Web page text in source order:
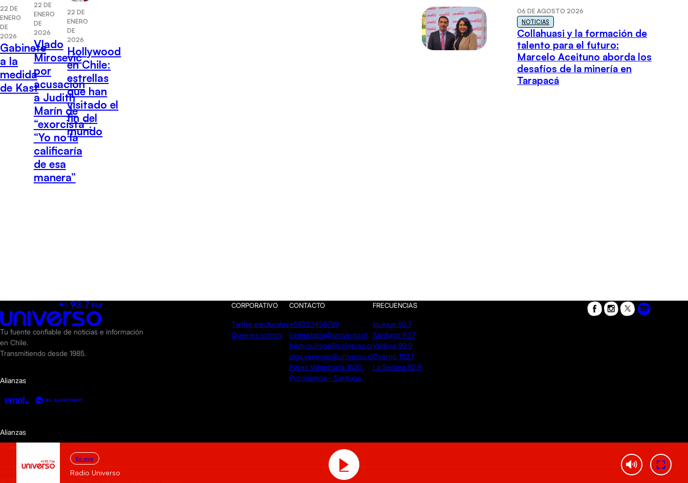
22 DE
ENERO
DE
2026
Gabinete
a la
medida
de Kast
22 DE
ENERO
DE
2026
Vlado
Mirosevic
por
acusación
a Judith
Marín de
“exorcista”:
“Yo no la
calificaría
de esa
manera”
22 DE
ENERO
DE
2026
Hollywood
en Chile:
estrellas
que han
visitado el
fin del
mundo
06 DE AGOSTO 2026
NOTICIAS
Collahuasi y la formación de
talento para el futuro:
Marcelo Aceituno aborda los
desafíos de la minería en
Tarapacá
En vivo
Radio Universo
Tu fuente confiable de noticias e información
en Chile.
Transmitiendo desde 1985.
Alianzas
CORPORATIVO
Tarifas electorales
Quienes somos
CONTACTO
+56223456789
lorena.tapia@universo.cl
fredy.quiroga@universo.cl
olga.venegas@universo.cl
Pérez Valenzuela 1620.
Providencia - Santiago.
FRECUENCIAS
Iquique 92.7
Santiago 93.7
Valdivia 99.9
Osorno 102.1
La Serena 92.9
Alianzas